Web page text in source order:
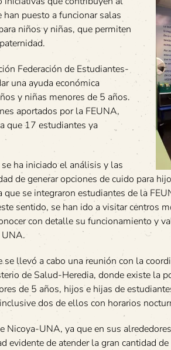
puesto a funcionar salas
niños y niñas, que permiten
Federación de Estudiantes-
una ayuda económica
y niñas menores de 5 años.
aportados por la FEUNA,
que 17 estudiantes ya
ha iniciado el análisis y las
de generar opciones de cuido para
que se integraron estudiantes de la
sentido, se han ido a visitar centros
con detalle su funcionamiento y
se llevó a cabo una reunión con la
de Salud-Heredia, donde existe la
de 5 años, hijos e hijas de
dos de ellos con horarios
Nicoya-UNA, ya que en sus alrededores
evidente de atender la gran cantidad de